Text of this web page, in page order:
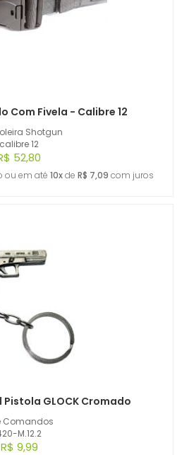
Shotgun
calibre 12
Com Fivela - Calibre 12
52,80
ou em até 10xde R$ 7,09 com juros
Comandos
M.12.2
GLOCK Cromado
R$ 9,99